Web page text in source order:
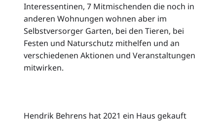
Interessentinen, 7 Mitmischenden die noch in
anderen Wohnungen wohnen aber im
Selbstversorger Garten, bei den Tieren, bei
Festen und Naturschutz mithelfen und an
verschiedenen Aktionen und Veranstaltungen
mitwirken.
Hendrik Behrens hat 2021 ein Haus gekauft